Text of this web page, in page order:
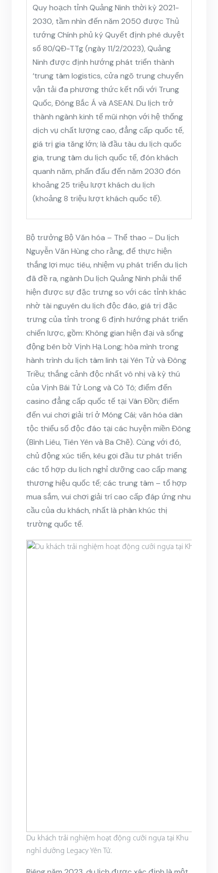
Quy hoạch tỉnh Quảng Ninh thời kỳ 2021-
2030, tầm nhìn đến năm 2050 được Thủ
tướng Chính phủ ký Quyết định phê duyệt
số 80/QĐ-TTg (ngày 11/2/2023), Quảng
Ninh được định hướng phát triển thành
‘trung tâm logistics, cửa ngõ trung chuyển
vận tải đa phương thức kết nối với Trung
Quốc, Đông Bắc Á và ASEAN. Du lịch trở
thành ngành kinh tế mũi nhọn với hệ thống
dịch vụ chất lượng cao, đẳng cấp quốc tế,
giá trị gia tăng lớn; là đầu tàu du lịch quốc
gia, trung tâm du lịch quốc tế, đón khách
quanh năm, phấn đấu đến năm 2030 đón
khoảng 25 triệu lượt khách du lịch
(khoảng 8 triệu lượt khách quốc tế).
Bộ trưởng Bộ Văn hóa – Thể thao – Du lịch
Nguyễn Văn Hùng cho rằng, để thực hiện
thắng lợi mục tiêu, nhiệm vụ phát triển du lịch
đã đề ra, ngành Du lịch Quảng Ninh phải thể
hiện được sự đặc trưng so với các tỉnh khác
nhờ tài nguyên du lịch độc đáo, giá trị đặc
trưng của tỉnh trong 6 định hướng phát triển
chiến lược, gồm: Không gian hiện đại và sống
động bên bờ Vịnh Hạ Long; hòa mình trong
hành trình du lịch tâm linh tại Yên Tử và Đông
Triều; thắng cảnh độc nhất vô nhị và kỳ thú
của Vịnh Bái Tử Long và Cô Tô; điểm đến
casino đẳng cấp quốc tế tại Vân Đồn; điểm
đến vui chơi giải trí ở Móng Cái; văn hóa dân
tộc thiểu số độc đáo tại các huyện miền Đông
(Bình Liêu, Tiên Yên và Ba Chẽ). Cùng với đó,
chủ động xúc tiến, kêu gọi đầu tư phát triển
các tổ hợp du lịch nghỉ dưỡng cao cấp mang
thương hiệu quốc tế; các trung tâm – tổ hợp
mua sắm, vui chơi giải trí cao cấp đáp ứng nhu
cầu của du khách, nhất là phân khúc thị
trường quốc tế.
Du khách trải nghiệm hoạt động cưỡi ngựa tại Khu
nghỉ dưỡng Legacy Yên Tử.